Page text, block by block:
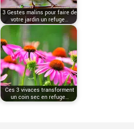
3 Gestes malins pour faire de
votre jardin un refuge…
Ces 3 vivaces transforment
un coin sec en refuge…